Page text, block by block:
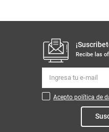
Recibe las
Acepto política de